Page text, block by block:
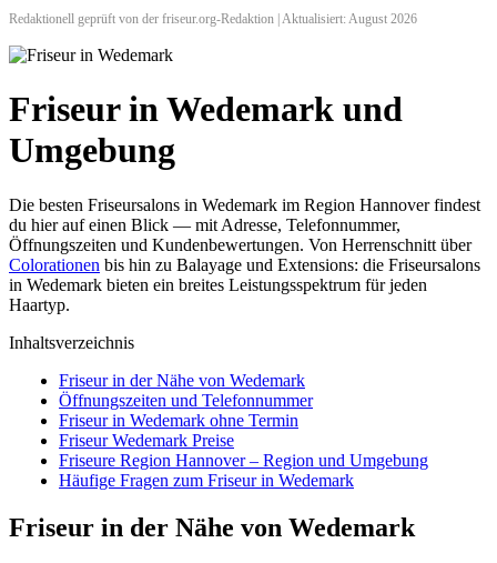
Redaktionell geprüft von der friseur.org-Redaktion | Aktualisiert: August 2026
Friseur in Wedemark und
Umgebung
Die besten Friseursalons in Wedemark im Region Hannover findest
du hier auf einen Blick — mit Adresse, Telefonnummer,
Öffnungszeiten und Kundenbewertungen. Von Herrenschnitt über
Colorationen bis hin zu Balayage und Extensions: die Friseursalons
in Wedemark bieten ein breites Leistungsspektrum für jeden
Haartyp.
Inhaltsverzeichnis
Friseur in der Nähe von Wedemark
Öffnungszeiten und Telefonnummer
Friseur in Wedemark ohne Termin
Friseur Wedemark Preise
Friseure Region Hannover – Region und Umgebung
Häufige Fragen zum Friseur in Wedemark
Friseur in der Nähe von Wedemark